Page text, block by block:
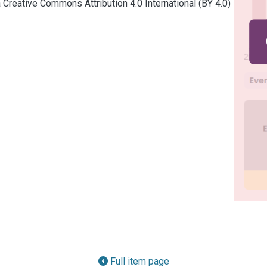
Commons Attribution 4.0 International (BY 4.0)
Full item page